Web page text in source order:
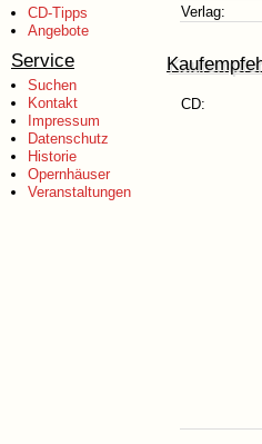
CD-Tipps
Angebote
Service
Suchen
Kontakt
Impressum
Datenschutz
Historie
Opernhäuser
Veranstaltungen
Verlag:
CD: